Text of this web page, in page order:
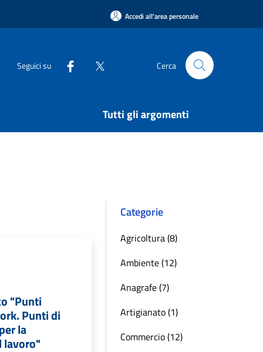
Accedi all'area personale
Seguici su Cerca
Tutti gli argomenti
"Punti
Punti di
la
lavoro"
Categorie
Agricoltura (8)
Ambiente (12)
Anagrafe (7)
Artigianato (1)
Commercio (12)